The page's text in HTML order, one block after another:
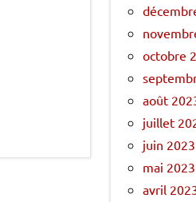
octobre
août
juillet
juin 2023
mai 2023
avril